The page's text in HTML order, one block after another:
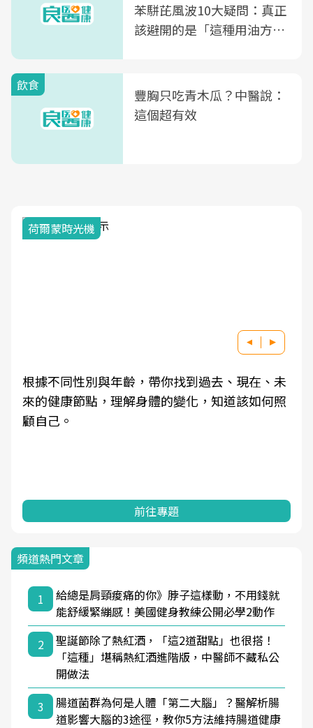
苯駢芘風波10大疑問：真正
該避開的是「這種用油方
飲食
豐胸只吃青木瓜？中醫說：
這個超有效
荷爾蒙時光機
根據不同性別與年齡，帶你找到過去、現在、未
來的健康節點，理解身體的變化，知道該如何照
顧自己。
前往專題
頻道熱門文章
1
給總是肩頸痠痛的你》脖子這樣動，不用錢就
能舒緩緊繃感！美國健身教練公開必學2動作
2
聖誕節除了熱紅酒，「這2道甜點」也很搭！
「這種」堪稱熱紅酒進階版，中醫師不藏私公
開做法
3
腸道菌群為何是人體「第二大腦」？醫解析腸
道影響大腦的3途徑，教你5方法維持腸道健康